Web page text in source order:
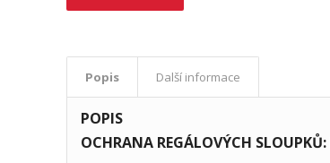
Popis Další informace
POPIS
OCHRANA REGÁLOVÝCH